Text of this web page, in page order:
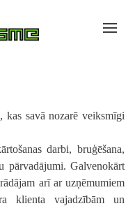
kas savā nozarē veiksmīgi
darbi, bruģēšana,
pārvadājumi. Galvenokārt
arī ar uzņēmumiem
klienta vajadzībām un